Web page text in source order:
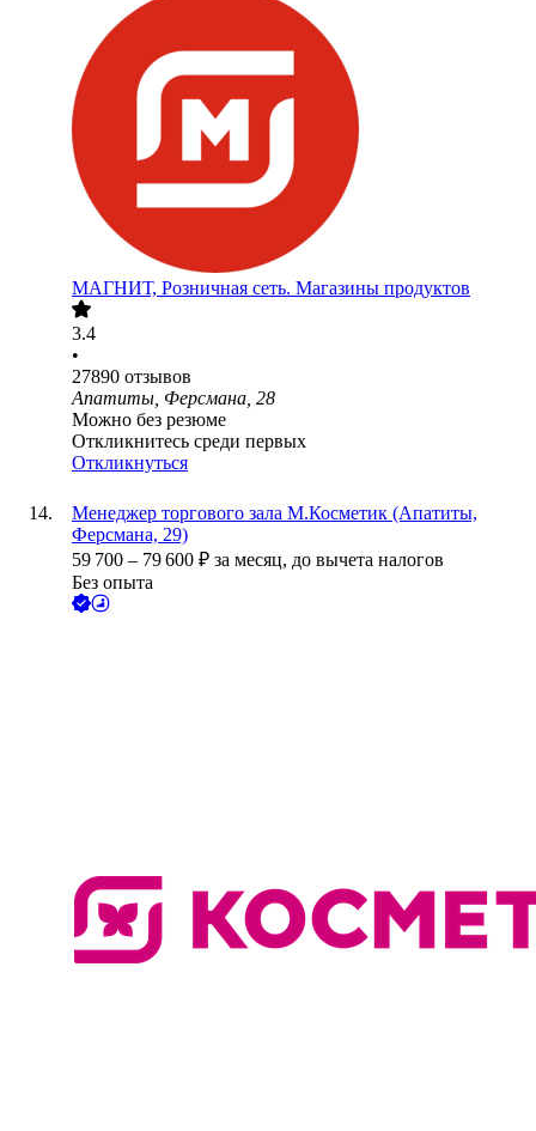
МАГНИТ, Розничная сеть. Магазины продуктов
3.4
•
27890 отзывов
Апатиты, Ферсмана, 28
Можно без резюме
Откликнитесь среди первых
Откликнуться
Менеджер торгового зала М.Косметик (Апатиты,
Ферсмана, 29)
59 700 – 79 600 ₽ за месяц, до вычета налогов
Без опыта